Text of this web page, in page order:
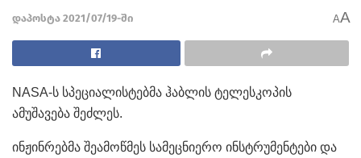
დაპოსტა 2021/07/19-ში AA
NASA-ს სპეციალისტებმა ჰაბლის ტელესკოპის
ამუშავება შეძლეს.
ინჟინრებმა შეამოწმეს სამეცნიერო ინსტრუმენტები და